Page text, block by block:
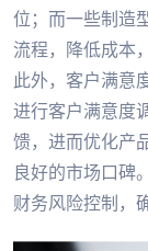
位；而一些制造
流程，降低成本
此外，客户满意
进行客户满意度
馈，进而优化产
良好的市场口碑
财务风险控制，